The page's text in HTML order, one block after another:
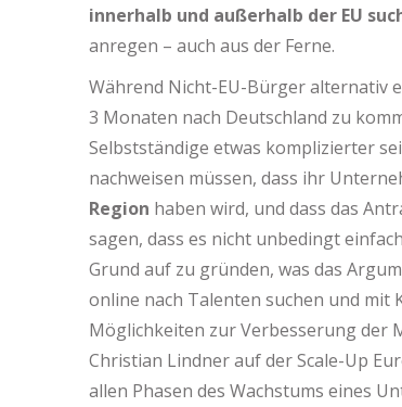
innerhalb und außerhalb der EU
anregen – auch aus der Ferne.
Während Nicht-EU-Bürger alternativ
3 Monaten nach Deutschland zu
Selbstständige etwas komplizierter
nachweisen müssen, dass ihr
Region haben wird, und dass das
sagen, dass es nicht unbedingt
Grund auf zu gründen, was das
online nach Talenten suchen und mit
Möglichkeiten zur Verbesserung der
Christian Lindner auf der Scale-Up
allen Phasen des Wachstums eines